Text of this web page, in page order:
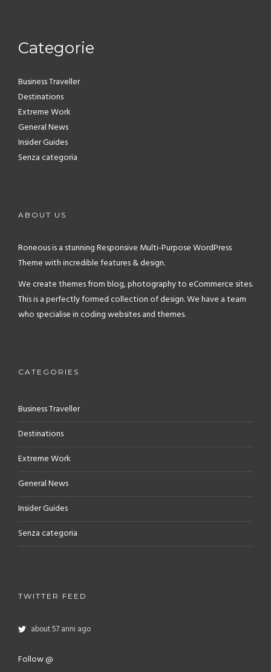
Categorie
Business Traveller
Destinations
Extreme Work
General News
Insider Guides
Senza categoria
ABOUT US
Roneous is a stunning Responsive Multi-Purpose WordPress
Theme with incredible features & design.
We create themes from blog, photography to eCommerce sites.
This is a perfectly formed collection of design. We have a team
who specialise in coding websites and themes.
CATEGORIES
Business Traveller
Destinations
Extreme Work
General News
Insider Guides
Senza categoria
TWITTER FEED
about 57 anni ago
Follow @